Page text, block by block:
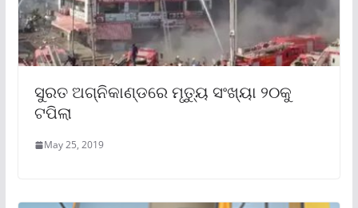
ସୁରତ ଅଗ୍ନିକାଣ୍ଡରେ ମୃତ୍ୟୁ ସଂଖ୍ୟା ୨୦କୁ
ଟପିଲା
May 25, 2019